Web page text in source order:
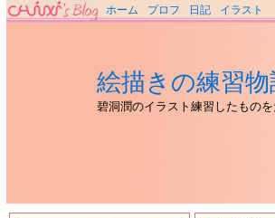
ホーム プロフ 日記 イラスト
絵描きの練習物
碧洞潤のイラスト練習したもの